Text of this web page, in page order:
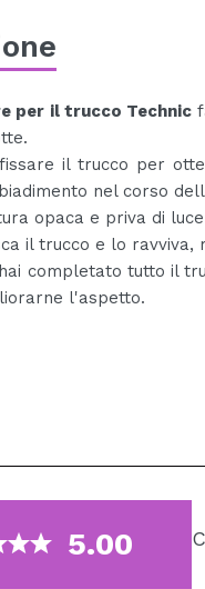
per il trucco Technic
il trucco per
nel corso
opaca e priva di
il trucco e lo ravviva,
completato tutto il
l'aspetto.
5.00